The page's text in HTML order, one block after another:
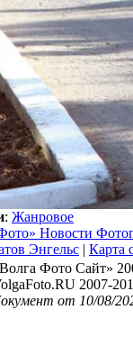
: Жанровое
Новости
Энгельс | Карта
Фото Сайт»
2007-
от 10/08/